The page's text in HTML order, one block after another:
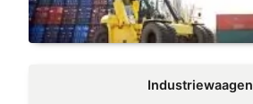
Industriewaagen